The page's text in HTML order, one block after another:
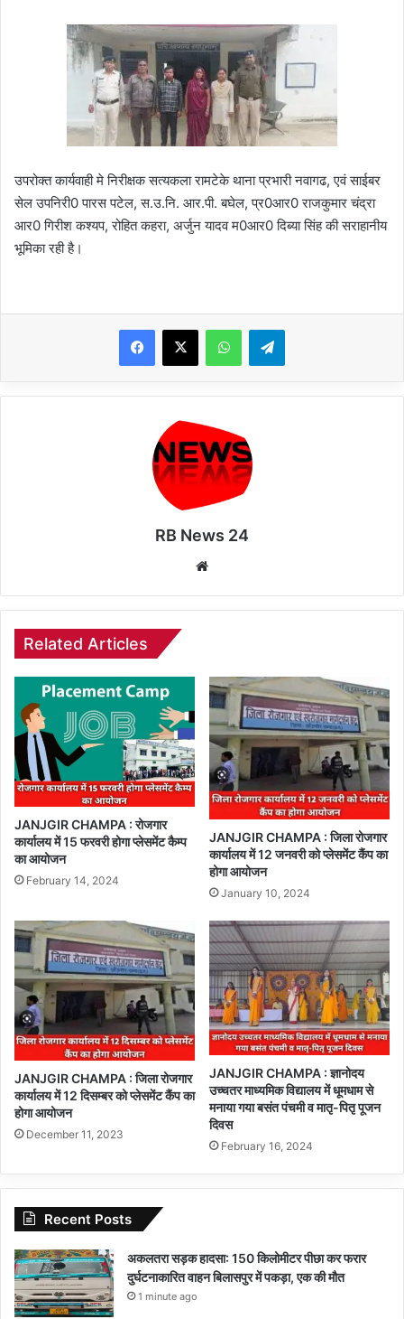
उपरोक्त कार्यवाही मे निरीक्षक सत्यकला रामटेके थाना प्रभारी नवागढ, एवं साईबर
सेल उपनिरी0 पारस पटेल, स.उ.नि. आर.पी. बघेल, प्र0आर0 राजकुमार चंद्रा
आर0 गिरीश कश्यप, रोहित कहरा, अर्जुन यादव म0आर0 दिब्या सिंह की सराहानीय
भूमिका रही है।
WhatsAppTelegram
RB News 24
Related Articles
JANJGIR CHAMPA : रोजगार
कार्यालय में 15 फरवरी होगा प्लेसमेंट कैम्प
का आयोजन
February 14, 2024
JANJGIR CHAMPA : जिला रोजगार
कार्यालय में 12 जनवरी को प्लेसमेंट कैंप का
होगा आयोजन
January 10, 2024
JANJGIR CHAMPA : जिला रोजगार
कार्यालय में 12 दिसम्बर को प्लेसमेंट कैंप का
होगा आयोजन
December 11, 2023
JANJGIR CHAMPA : ज्ञानोदय
उच्चतर माध्यमिक विद्यालय में धूमधाम से
मनाया गया बसंत पंचमी व मातृ-पितृ पूजन
दिवस
February 16, 2024
Recent Posts
अकलतरा सड़क हादसा: 150 किलोमीटर पीछा कर फरार
दुर्घटनाकारित वाहन बिलासपुर में पकड़ा, एक की मौत
1 minute ago